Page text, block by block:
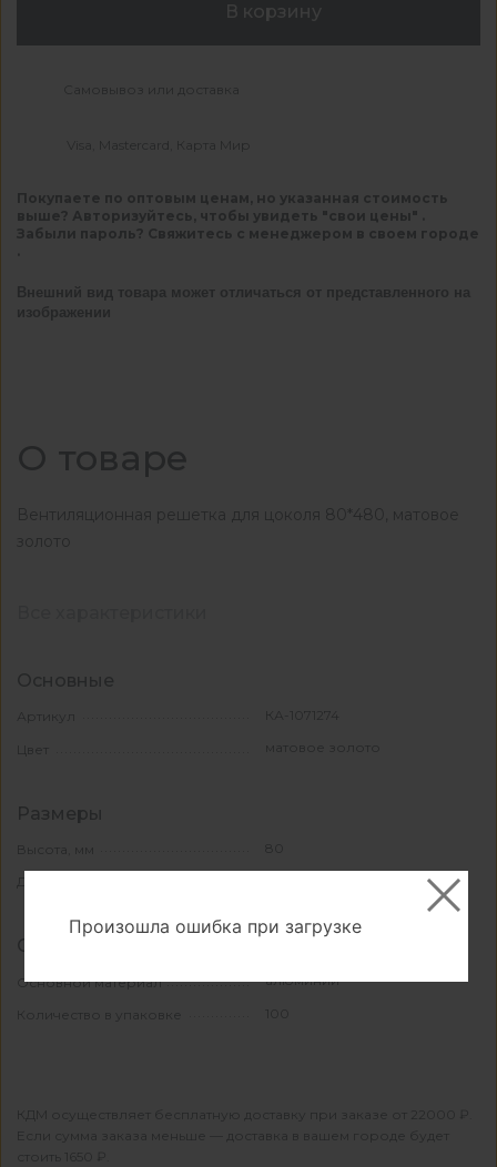
В корзину
Самовывоз или доставка
Visa, Mastercard, Карта Мир
Покупаете по оптовым ценам, но указанная стоимость
выше? Авторизуйтесь, чтобы увидеть "свои цены" .
Забыли пароль? Свяжитесь с менеджером в своем городе
Внешний вид товара может отличаться от представленного на
изображении
О товаре
Вентиляционная решетка для цоколя 80*480, матовое
золото
Основные
Артикул КА-1071274
Цвет матовое золото
Размеры
Высота, мм 80
Длина, мм
Свойства и материалы
Основной материал алюминий
Количество в упаковке 100
КДМ осуществляет бесплатную доставку при заказе от 22000 ₽.
Если сумма заказа меньше — доставка в вашем городе будет
стоить 1650 ₽.
Произошла ошибка при загрузке